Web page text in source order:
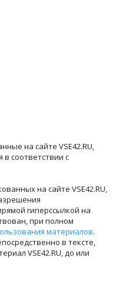
на сайте VSE42.RU,
соответствии с
на сайте VSE42.RU,
гиперссылкой на
при полном
материалов.
в тексте,
VSE42.RU, до или